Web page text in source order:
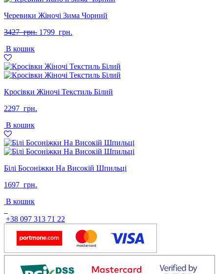
Черевики Жіночі Зима Чорний
3427 грн. Оригінальна
1799 грн.
В кошик
Кросівки Жіночі Текстиль Білий
2297 грн.
В кошик
Білі Босоніжки На Високій Шпильці
1697 грн.
В кошик
+38 097 313 71 22